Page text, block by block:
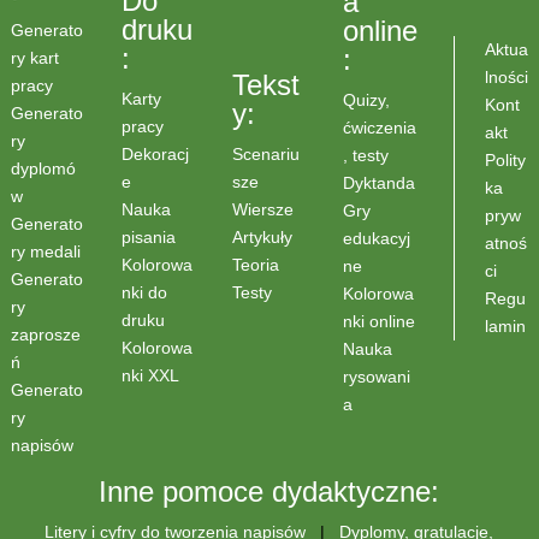
Generato
ry kart
pracy
Generato
ry
dyplomó
w
Generato
ry medali
Generato
ry
zaprosze
ń
Generato
ry
napisów
druku
:
Karty
pracy
Dekoracj
e
Nauka
pisania
Kolorowa
nki do
druku
Kolorowa
nki XXL
Tekst
y:
Scenariu
sze
Wiersze
Artykuły
Teoria
Testy
online
:
Quizy,
ćwiczenia
, testy
Dyktanda
Gry
edukacyj
ne
Kolorowa
nki online
Nauka
rysowani
a
Aktua
lności
Kont
akt
Polity
ka
pryw
atnoś
ci
Regu
lamin
Inne pomoce dydaktyczne:
Litery i cyfry do tworzenia napisów | Dyplomy, gratulacje,